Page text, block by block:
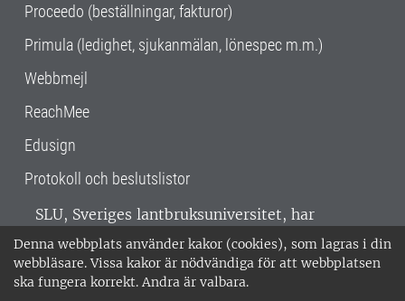
Denna webbplats använder kakor (cookies), som lagras i din
webbläsare. Vissa kakor är nödvändiga för att webbplatsen
ska fungera korrekt. Andra är valbara.
Proceedo (beställningar, fakturor)
Primula (ledighet, sjukanmälan, lönespec m.m.)
Webbmejl
ReachMee
Edusign
Protokoll och beslutslistor
SLU, Sveriges lantbruksuniversitet, har
verksamhet över hela Sverige. Huvudorter är
Alnarp, Uppsala och Umeå.SLU är
miljöcertifierat enligt ISO 14001. •